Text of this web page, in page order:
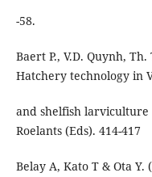
-58.
Baert P., V.D. Quynh,
Hatchery technology in
and shelfish larviculture
Roelants (Eds). 414-417
Belay A, Kato T & Ota